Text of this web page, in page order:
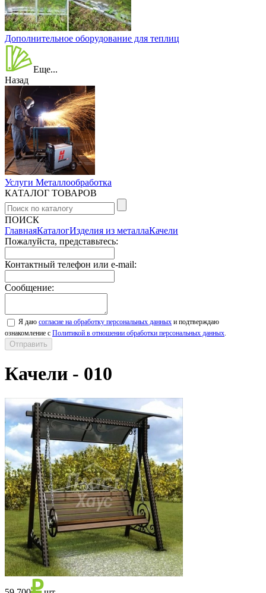
Дополнительное оборудование для теплиц
Еще...
Назад
Услуги Металлообработка
КАТАЛОГ ТОВАРОВ
ПОИСК
ГлавнаяКаталогИзделия из металлаКачели
Пожалуйста, представьтесь:
Контактный телефон или e-mail:
Сообщение:
Я даю согласие на обработку персональных данных и подтверждаю
ознакомление с Политикой в отношении обработки персональных данных.
Качели - 010